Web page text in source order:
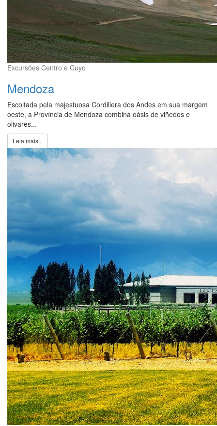
Excursões Centro e Cuyo
Mendoza
Escoltada pela majestuosa Cordillera dos Andes em sua margem
oeste, a Província de Mendoza combina oásis de viñedos e
olivares...
Leia mais...